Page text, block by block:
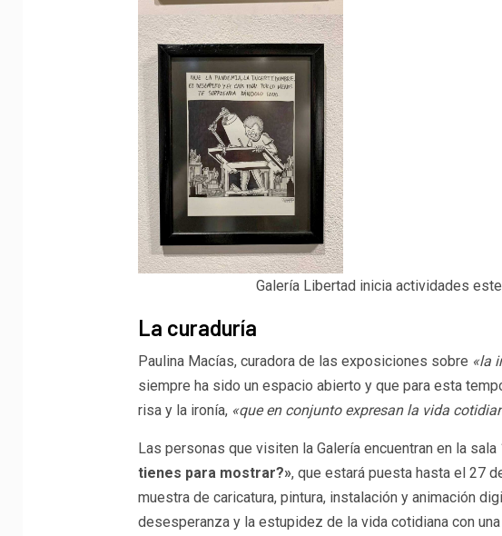
Galería Libertad inicia actividades
La curaduría
Paulina Macías, curadora de las exposiciones sobre «la
siempre ha sido un espacio abierto y que para esta
risa y la ironía, «que en conjunto expresan la vida
Las personas que visiten la Galería encuentran en la
tienes para mostrar?», que estará puesta hasta el 27
muestra de caricatura, pintura, instalación y animación
desesperanza y la estupidez de la vida cotidiana con